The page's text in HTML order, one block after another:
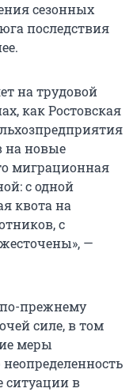
сезонных
последствия
на трудовой
как Ростовская
на новые
миграционная
с одной
квота на
с
—
по-прежнему
силе, в том
меры
ситуации в